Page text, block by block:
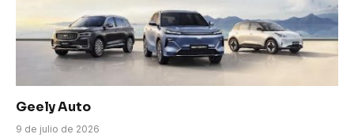
Geely Auto
9 de julio de 2026